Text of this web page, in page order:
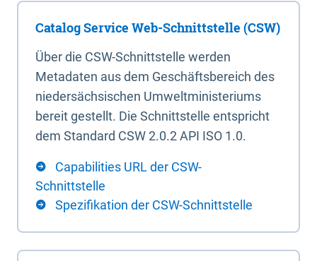
Catalog Service Web-Schnittstelle (CSW)
Über die CSW-Schnittstelle werden
Metadaten aus dem Geschäftsbereich des
niedersächsischen Umweltministeriums
bereit gestellt. Die Schnittstelle entspricht
dem Standard CSW 2.0.2 API ISO 1.0.
Capabilities URL der CSW-
Schnittstelle
Spezifikation der CSW-Schnittstelle